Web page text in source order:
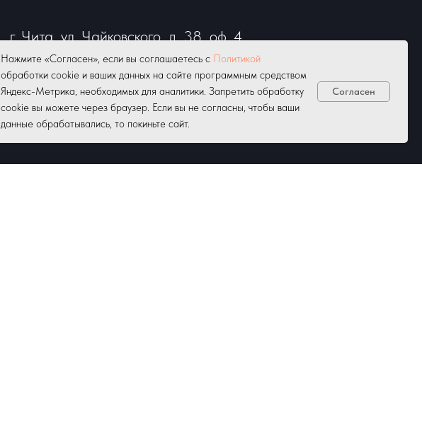
г. Чита, ул. Чайковского, д. 38, оф. 4
Режим работы: Понедельник-Пятница с 9:00 до
18:00,
перерыв: 13:00-14:00.
Выходные: суббота-воскресенье
Нажмите «Согласен», если вы соглашаетесь с Политикой
обработки cookie и ваших данных на сайте программным средством
Яндекс-Метрика, необходимых для аналитики. Запретить обработку
cookie вы можете через браузер. Если вы не согласны, чтобы ваши
данные обрабатывались, то покиньте сайт.
Согласен